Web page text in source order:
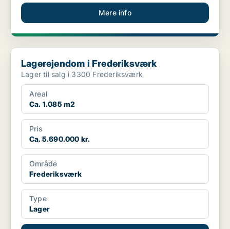
Mere info
Lagerejendom i Frederiksværk
Lagerejendom i Frederiksværk
Lager til salg i 3300 Frederiksværk
Areal
Ca. 1.085 m2
Pris
Ca. 5.690.000 kr.
Område
Frederiksværk
Type
Lager